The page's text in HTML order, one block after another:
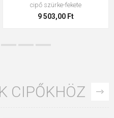
cipő szürke-fekete
9 503,00 Ft
CIPŐKHÖZ